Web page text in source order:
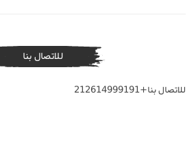
للاتصال بنا
للاتصال بنا+212614999191